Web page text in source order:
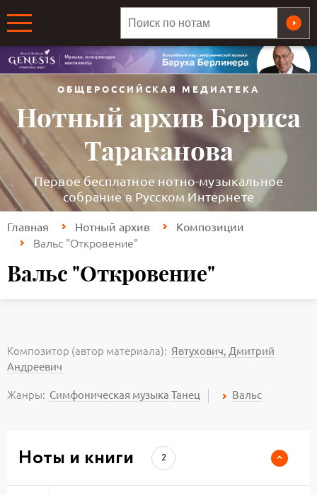
ОБЩЕРОССИЙСКАЯ МЕДИАТЕКА
Нотный архив Бориса
Тараканова
Первое бесплатное нотно-музыкальное
собрание в Русском Интернете
Главная Нотный архив Композиции
Вальс "Откровение"
Вальс "Откровение"
Композитор (автор материала): Явтухович, Дмитрий
Андреевич
Жанры: Симфоническая музыка Танец Вальс
Ноты и книги 2